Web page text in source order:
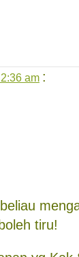
am :
tiru!